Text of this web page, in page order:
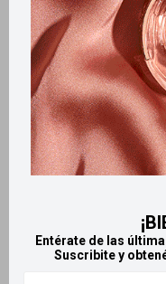
Entérate de las
Suscribite y
LlegaMAÑANA